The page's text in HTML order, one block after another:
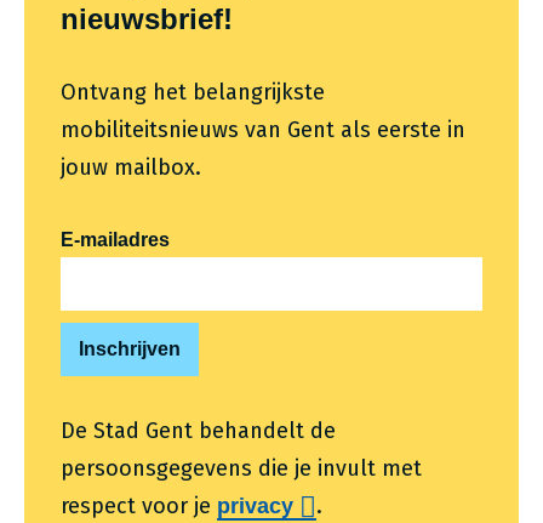
nieuwsbrief!
Ontvang het belangrijkste
mobiliteitsnieuws van Gent als eerste in
jouw mailbox.
E-mailadres
De Stad Gent behandelt de
persoonsgegevens die je invult met
respect voor je privacy .